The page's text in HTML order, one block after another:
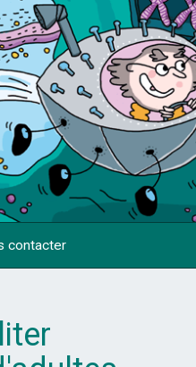
contacter